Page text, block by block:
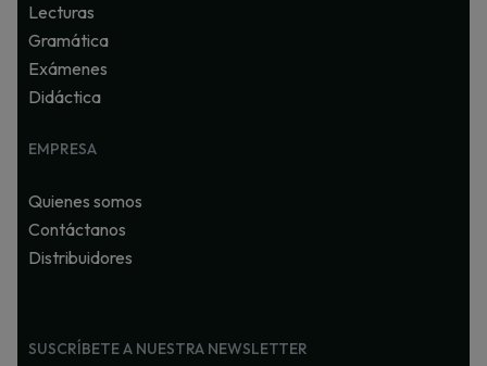
Lecturas
Gramática
Exámenes
Didáctica
EMPRESA
Quienes somos
Contáctanos
Distribuidores
SUSCRÍBETE A NUESTRA NEWSLETTER